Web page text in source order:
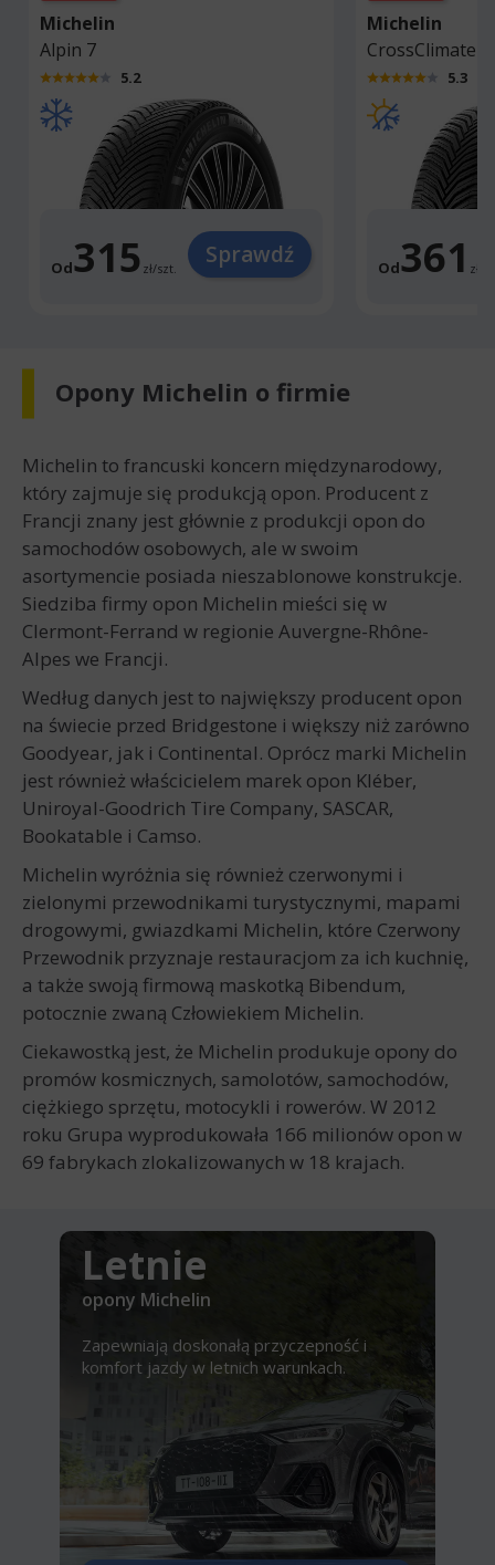
Michelin
Alpin 7
5.2
Od315 zł/szt. Sprawdź
Michelin
CrossClimate 2
5.3
Od361 zł
Opony Michelin o firmie
Michelin to francuski koncern międzynarodowy,
który zajmuje się produkcją opon. Producent z
Francji znany jest głównie z produkcji opon do
samochodów osobowych, ale w swoim
asortymencie posiada nieszablonowe konstrukcje.
Siedziba firmy opon Michelin mieści się w
Clermont-Ferrand w regionie Auvergne-Rhône-
Alpes we Francji.
Według danych jest to największy producent opon
na świecie przed Bridgestone i większy niż zarówno
Goodyear, jak i Continental. Oprócz marki Michelin
jest również właścicielem marek opon Kléber,
Uniroyal-Goodrich Tire Company, SASCAR,
Bookatable i Camso.
Michelin wyróżnia się również czerwonymi i
zielonymi przewodnikami turystycznymi, mapami
drogowymi, gwiazdkami Michelin, które Czerwony
Przewodnik przyznaje restauracjom za ich kuchnię,
a także swoją firmową maskotką Bibendum,
potocznie zwaną Człowiekiem Michelin.
Ciekawostką jest, że Michelin produkuje opony do
promów kosmicznych, samolotów, samochodów,
ciężkiego sprzętu, motocykli i rowerów. W 2012
roku Grupa wyprodukowała 166 milionów opon w
69 fabrykach zlokalizowanych w 18 krajach.
Letnie
opony Michelin
Zapewniają doskonałą przyczepność i
komfort jazdy w letnich warunkach.